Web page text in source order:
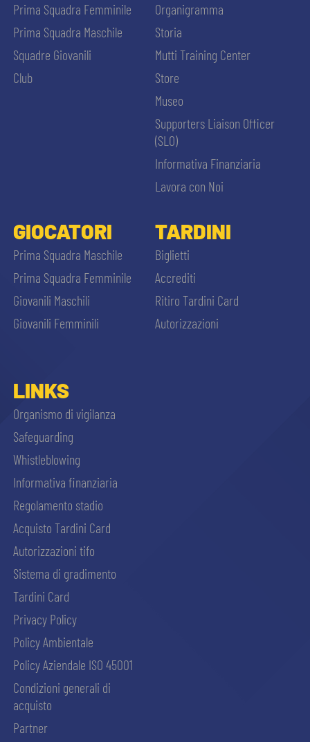
Prima Squadra Femminile
Prima Squadra Maschile
Squadre Giovanili
Club
Organigramma
Storia
Mutti Training Center
Store
Museo
Supporters Liaison Officer
(SLO)
Informativa Finanziaria
Lavora con Noi
GIOCATORI
Prima Squadra Maschile
Prima Squadra Femminile
Giovanili Maschili
Giovanili Femminili
TARDINI
Biglietti
Accrediti
Ritiro Tardini Card
Autorizzazioni
LINKS
Organismo di vigilanza
Safeguarding
Whistleblowing
Informativa finanziaria
Regolamento stadio
Acquisto Tardini Card
Autorizzazioni tifo
Sistema di gradimento
Tardini Card
Privacy Policy
Policy Ambientale
Policy Aziendale ISO 45001
Condizioni generali di
acquisto
Partner
ACCETTA E SALVA